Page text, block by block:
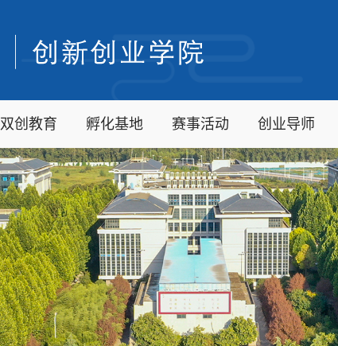
双创教育 孵化基地 赛事活动 创业导师